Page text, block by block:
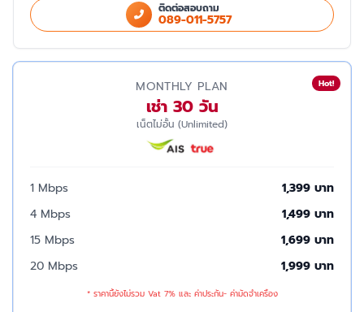
ติดต่อสอบถาม
089-011-5757
Hot!
MONTHLY PLAN
เช่า 30 วัน
เน็ตไม่อั้น (Unlimited)
1 Mbps
1,399 บาท
4 Mbps
1,499 บาท
15 Mbps
1,699 บาท
20 Mbps
1,999 บาท
* ราคานี้ยังไม่รวม Vat 7% และ ค่าประกัน- ค่ามัดจำเครื่อง